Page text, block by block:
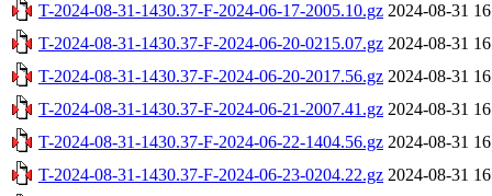
T-2024-08-31-1430.37-F-2024-06-17-2005.10.gz 2024-08-31
T-2024-08-31-1430.37-F-2024-06-20-0215.07.gz 2024-08-31
T-2024-08-31-1430.37-F-2024-06-20-2017.56.gz 2024-08-31
T-2024-08-31-1430.37-F-2024-06-21-2007.41.gz 2024-08-31
T-2024-08-31-1430.37-F-2024-06-22-1404.56.gz 2024-08-31
T-2024-08-31-1430.37-F-2024-06-23-0204.22.gz 2024-08-31